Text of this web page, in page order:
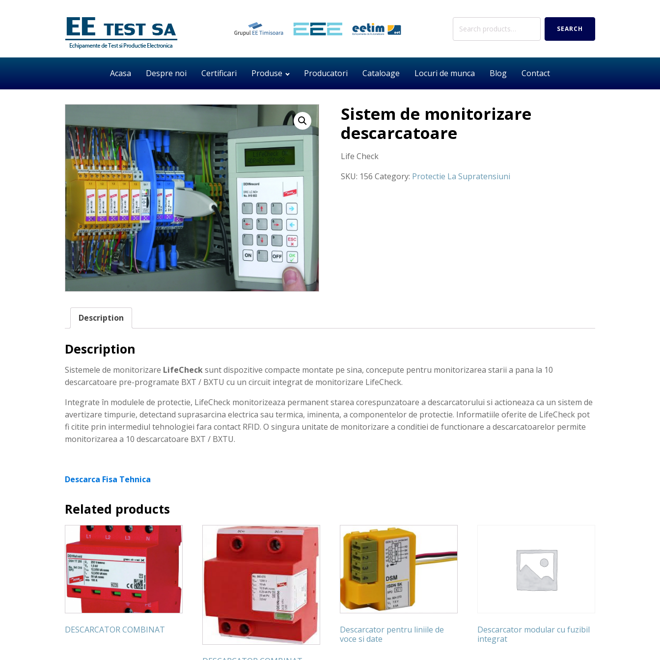
Search
SEARCH
Acasa Despre noi Certificari Produse Producatori Cataloage Locuri de munca Blog Contact
Sistem de monitorizare
descarcatoare
Life Check
SKU: 156 Category: Protectie La Supratensiuni
Description
Description
Sistemele de monitorizare LifeChecksunt dispozitive compacte montate pe sina, concepute pentru monitorizarea starii a pana la 10
descarcatoare pre-programate BXT / BXTU cu un circuit integrat de monitorizare LifeCheck.
Integrate în modulele de protectie, LifeCheck monitorizeaza permanent starea corespunzatoare a descarcatorului si actioneaza ca un sistem de
avertizare timpurie, detectand suprasarcina electrica sau termica, iminenta, a componentelor de protectie. Informatiile oferite de LifeCheck pot
fi citite prin intermediul tehnologiei fara contact RFID. O singura unitate de monitorizare a conditiei de functionare a descarcatoarelor permite
monitorizarea a 10 descarcatoare BXT / BXTU.
Descarca Fisa Tehnica
Related products
DESCARCATOR COMBINAT
Descarcator pentru liniile de
voce si date
Descarcator modular cu fuzibil
integrat